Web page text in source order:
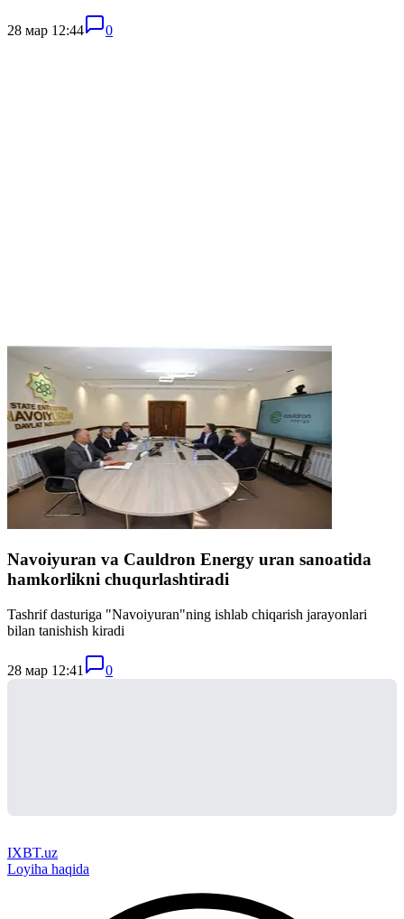
28 мар 12:44 0
Navoiyuran va Cauldron Energy uran sanoatida
hamkorlikni chuqurlashtiradi
Tashrif dasturiga "Navoiyuran"ning ishlab chiqarish jarayonlari
bilan tanishish kiradi
28 мар 12:41 0
IXBT.uz
Loyiha haqida